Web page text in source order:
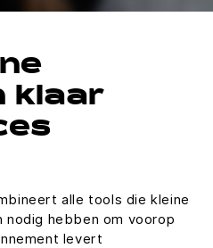
klaar
alle tools die kleine
hebben om voorop
levert